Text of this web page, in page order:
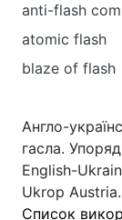
anti-flash
atomic flash
blaze of flash
Англо-
гасла.
English-
Ukrop Austria.
Список